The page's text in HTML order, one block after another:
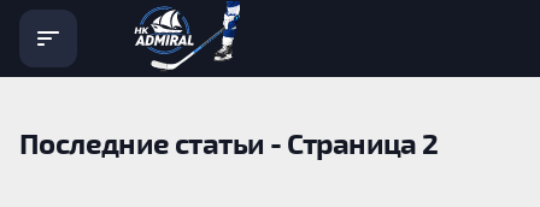
Последние статьи - Страница 2